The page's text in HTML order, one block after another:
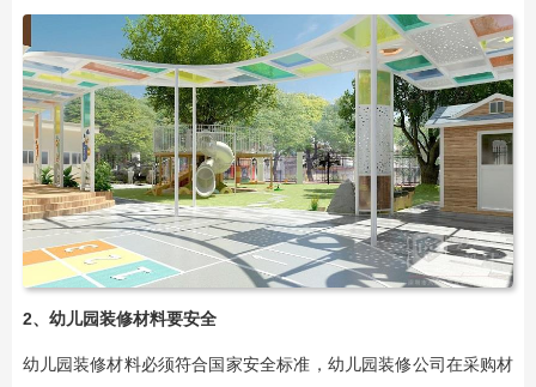
2、幼儿园装修材料要安全
幼儿园装修材料必须符合国家安全标准，幼儿园装修公司在采购材